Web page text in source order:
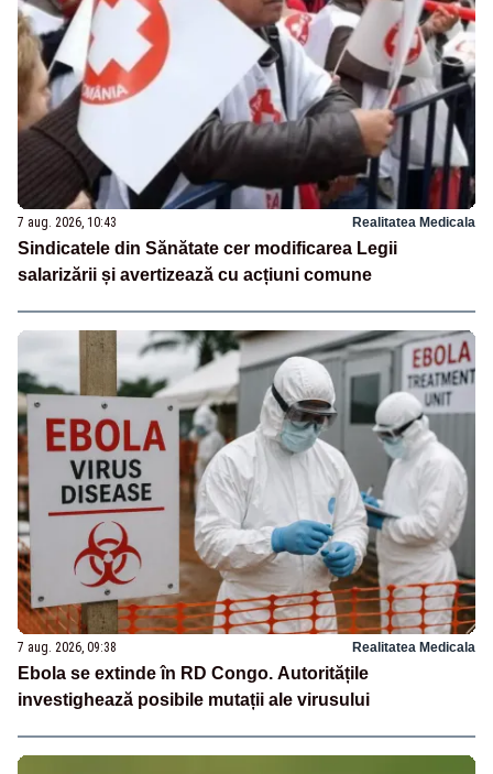
7 aug. 2026, 10:43 Realitatea Medicala
Sindicatele din Sănătate cer modificarea Legii
salarizării și avertizează cu acțiuni comune
7 aug. 2026, 09:38 Realitatea Medicala
Ebola se extinde în RD Congo. Autoritățile
investighează posibile mutații ale virusului